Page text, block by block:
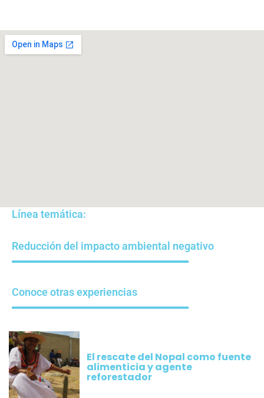
Línea temática:
Reducción del impacto ambiental negativo
Conoce otras experiencias
El rescate del Nopal como fuente
alimenticia y agente
reforestador